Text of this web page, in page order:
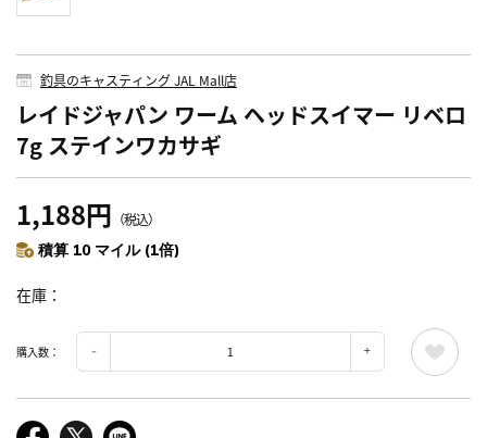
釣具のキャスティング JAL Mall店
レイドジャパン ワーム ヘッドスイマー リベロ
7g ステインワカサギ
1,188円 （税込）
積算 10 マイル (1倍)
在庫
購入数：